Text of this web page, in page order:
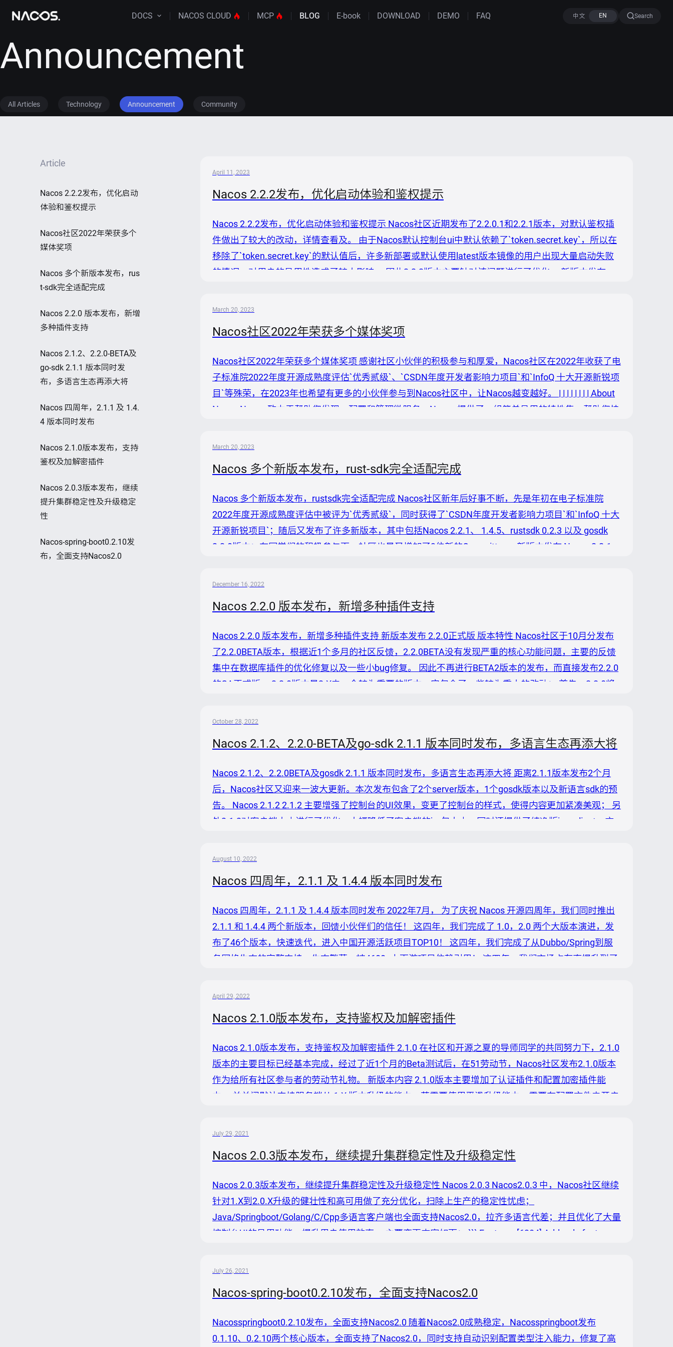
DOCS NACOS CLOUD MCP BLOG E-book DOWNLOAD DEMO FAQ Search
Announcement
All Articles Technology Announcement Community
Article
Nacos 2.2.2发布，优化启动
体验和鉴权提示
Nacos社区2022年荣获多个
媒体奖项
Nacos 多个新版本发布，rus
t-sdk完全适配完成
Nacos 2.2.0 版本发布，新增
多种插件支持
Nacos 2.1.2、2.2.0-BETA及
go-sdk 2.1.1 版本同时发
布，多语言生态再添大将
Nacos 四周年，2.1.1 及 1.4.
4 版本同时发布
Nacos 2.1.0版本发布，支持
鉴权及加解密插件
Nacos 2.0.3版本发布，继续
提升集群稳定性及升级稳定
性
Nacos-spring-boot0.2.10发
布，全面支持Nacos2.0
April 11, 2023
Nacos 2.2.2发布，优化启动体验和鉴权提示
Nacos 2.2.2发布，优化启动体验和鉴权提示 Nacos社区近期发布了2.2.0.1和2.2.1版本，对默认鉴权插
件做出了较大的改动，详情查看及。 由于Nacos默认控制台ui中默认依赖了`token.secret.key`，所以在
移除了`token.secret.key`的默认值后，许多新部署或默认使用latest版本镜像的用户出现大量启动失败
的情况，对用户的易用性造成了较大影响。 因此2.2.2版本主要针对该问题进行了优化。 新版本发布
March 20, 2023
Nacos社区2022年荣获多个媒体奖项
Nacos社区2022年荣获多个媒体奖项 感谢社区小伙伴的积极参与和厚爱，Nacos社区在2022年收获了电
子标准院2022年度开源成熟度评估`优秀贰级`、`CSDN年度开发者影响力项目`和`InfoQ 十大开源新锐项
目`等殊荣，在2023年也希望有更多的小伙伴参与到Nacos社区中，让Nacos越变越好。 | | | | | | | | About
Nacos Nacos 致力于帮助您发现、配置和管理微服务。Nacos 提供了一组简单易用的特性集，帮助您快
March 20, 2023
Nacos 多个新版本发布，rust-sdk完全适配完成
Nacos 多个新版本发布，rustsdk完全适配完成 Nacos社区新年后好事不断，先是年初在电子标准院
2022年度开源成熟度评估中被评为`优秀贰级`，同时获得了`CSDN年度开发者影响力项目`和`InfoQ 十大
开源新锐项目`；随后又发布了许多新版本，其中包括Nacos 2.2.1、 1.4.5、rustsdk 0.2.3 以及 gosdk
2.2.0版本；在同学们的积极参与下，社区也是又增加了3位新的Committer。 新版本发布 Nacos 2.2.1
December 16, 2022
Nacos 2.2.0 版本发布，新增多种插件支持
Nacos 2.2.0 版本发布，新增多种插件支持 新版本发布 2.2.0正式版 版本特性 Nacos社区于10月分发布
了2.2.0BETA版本，根据近1个多月的社区反馈，2.2.0BETA没有发现严重的核心功能问题，主要的反馈
集中在数据库插件的优化修复以及一些小bug修复。 因此不再进行BETA2版本的发布，而直接发布2.2.0
的GA正式版。 2.2.0版本是2.X中一个较为重要的版本，它包含了一些较为重大的改动： 首先，2.2.0将
October 28, 2022
Nacos 2.1.2、2.2.0-BETA及go-sdk 2.1.1 版本同时发布，多语言生态再添大将
Nacos 2.1.2、2.2.0BETA及gosdk 2.1.1 版本同时发布，多语言生态再添大将 距离2.1.1版本发布2个月
后，Nacos社区又迎来一波大更新。本次发布包含了2个server版本，1个gosdk版本以及新语言sdk的预
告。 Nacos 2.1.2 2.1.2 主要增强了控制台的UI效果，变更了控制台的样式，使得内容更加紧凑美观； 另
外2.1.2对客户端大小进行了优化，大幅降低了客户端的jar包大小，同时还提供了纯净版javaclient，方
August 10, 2022
Nacos 四周年，2.1.1 及 1.4.4 版本同时发布
Nacos 四周年，2.1.1 及 1.4.4 版本同时发布 2022年7月， 为了庆祝 Nacos 开源四周年，我们同时推出
2.1.1 和 1.4.4 两个新版本，回馈小伙伴们的信任！ 这四年，我们完成了 1.0，2.0 两个大版本演进，发
布了46个版本，快速迭代，进入中国开源活跃项目TOP10！ 这四年，我们完成了从Dubbo/Spring到服
务网格生态的完整支持，生态繁荣，被4600+上下游项目依赖引用！ 这四年，我们市场占有率提升到了
April 29, 2022
Nacos 2.1.0版本发布，支持鉴权及加解密插件
Nacos 2.1.0版本发布，支持鉴权及加解密插件 2.1.0 在社区和开源之夏的导师同学的共同努力下，2.1.0
版本的主要目标已经基本完成，经过了近1个月的Beta测试后，在51劳动节，Nacos社区发布2.1.0版本
作为给所有社区参与者的劳动节礼物。 新版本内容 2.1.0版本主要增加了认证插件和配置加密插件能
力。 并关闭默认支持服务端从 1.X 版本升级的能力，若需要使用平滑升级能力，需要在配置文件中开启
July 29, 2021
Nacos 2.0.3版本发布，继续提升集群稳定性及升级稳定性
Nacos 2.0.3版本发布，继续提升集群稳定性及升级稳定性 Nacos 2.0.3 Nacos2.0.3 中，Nacos社区继续
针对1.X到2.0.X升级的健壮性和高可用做了充分优化，扫除上生产的稳定性忧虑；
Java/Springboot/Golang/C/Cpp多语言客户端也全面支持Nacos2.0，拉齐多语言代差；并且优化了大量
控制台UI的易用功能，提升用户使用效率。 主要变更内容如下： ``` Features [6384] Add redo feature
July 26, 2021
Nacos-spring-boot0.2.10发布，全面支持Nacos2.0
Nacosspringboot0.2.10发布，全面支持Nacos2.0 随着Nacos2.0成熟稳定，Nacosspringboot发布
0.1.10、0.2.10两个核心版本，全面支持了Nacos2.0，同时支持自动识别配置类型注入能力，修复了高